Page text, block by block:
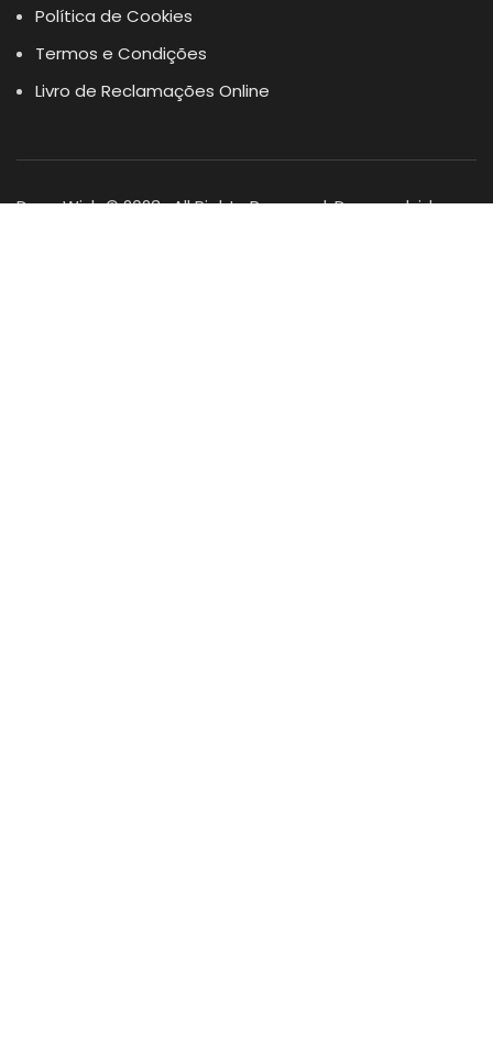
Política de Cookies
Termos e Condições
Livro de Reclamações Online
Dogs Wish © 2023 . All Rights Reserved. Desenvolvido por